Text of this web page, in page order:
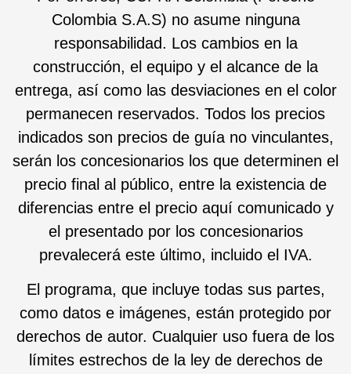
Colombia S.A.S) no asume ninguna
responsabilidad. Los cambios en la
construcción, el equipo y el alcance de la
entrega, así como las desviaciones en el color
permanecen reservados. Todos los precios
indicados son precios de guía no vinculantes,
serán los concesionarios los que determinen el
precio final al público, entre la existencia de
diferencias entre el precio aquí comunicado y
el presentado por los concesionarios
prevalecerá este último, incluido el IVA.
El programa, que incluye todas sus partes,
como datos e imágenes, están protegido por
derechos de autor. Cualquier uso fuera de los
límites estrechos de la ley de derechos de